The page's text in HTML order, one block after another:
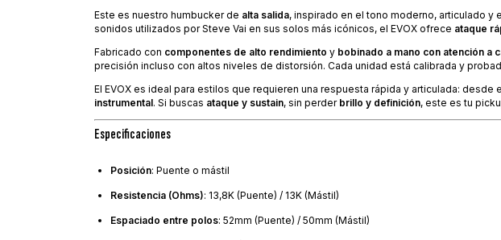
Este es nuestro humbucker de alta salida, inspirado en el tono moderno, articulado
sonidos utilizados por Steve Vai en sus solos más icónicos, el EVOX ofrece ataque
Fabricado con componentes de alto rendimiento y bobinado a mano con atención a
precisión incluso con altos niveles de distorsión. Cada unidad está calibrada y
El EVOX es ideal para estilos que requieren una respuesta rápida y articulada: desde
instrumental. Si buscas ataque y sustain, sin perder brillo y definición, este es tu
Especificaciones
Posición: Puente o mástil
Resistencia (Ohms): 13,8K (Puente) / 13K (Mástil)
Espaciado entre polos: 52mm (Puente) / 50mm (Mástil)